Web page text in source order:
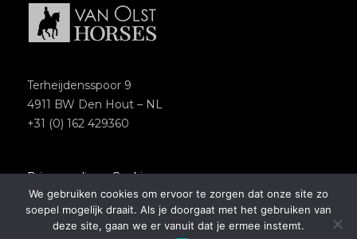
Terheijdensspoor 9
4911 BW Den Hout – NL
+31 (0) 162 429360
Privacypolicy–Cookies
Copyright 2018 – Van Olst Horses
Website byNewmore
We gebruiken cookies om ervoor te zorgen dat onze site zo
soepel mogelijk draait. Als je doorgaat met het gebruiken van
deze site, gaan we er vanuit dat je ermee instemt.